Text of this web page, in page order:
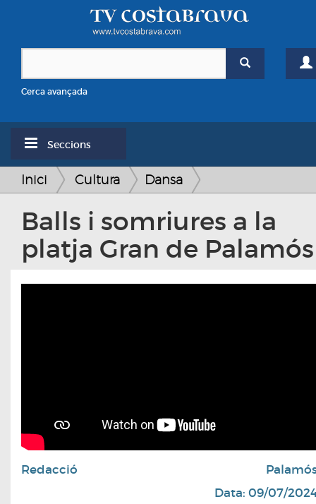
Cerca avançada
Seccions
Inici Cultura Dansa
Balls i somriures a la
platja Gran de Palamós
Redacció
Data: 09/07/